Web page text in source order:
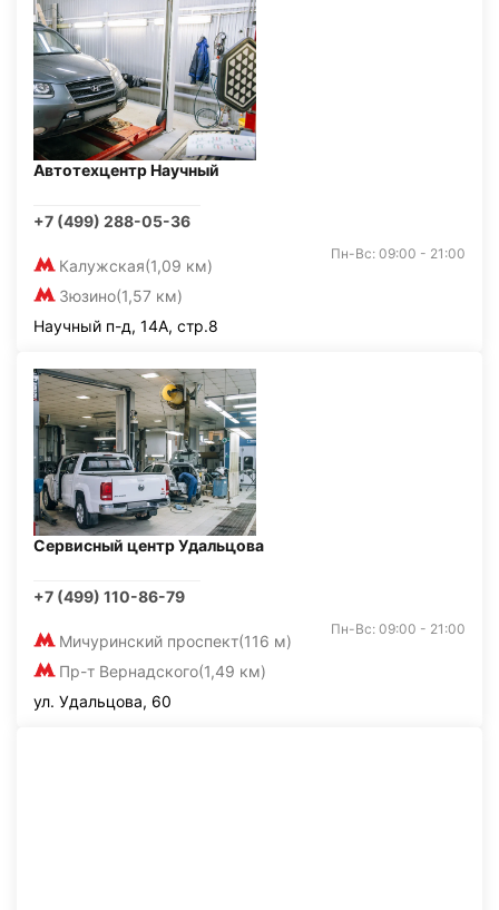
Автотехцентр Научный
+7 (499) 288-05-36
Калужская(1,09 км)
Зюзино(1,57 км)
Пн-Вс: 09:00 - 21:00
Научный п-д, 14А, стр.8
Сервисный центр Удальцова
+7 (499) 110-86-79
Мичуринский проспект(116 м)
Пр-т Вернадского(1,49 км)
Пн-Вс: 09:00 - 21:00
ул. Удальцова, 60